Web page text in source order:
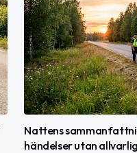
Nattens
händelser utan